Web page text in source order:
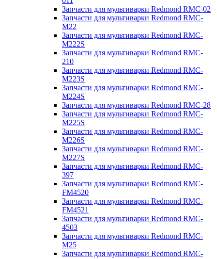
Запчасти для мультиварки Redmond RMC-02
Запчасти для мультиварки Redmond RMC-
M22
Запчасти для мультиварки Redmond RMC-
M222S
Запчасти для мультиварки Redmond RMC-
210
Запчасти для мультиварки Redmond RMC-
M223S
Запчасти для мультиварки Redmond RMC-
M224S
Запчасти для мультиварки Redmond RMC-28
Запчасти для мультиварки Redmond RMC-
M225S
Запчасти для мультиварки Redmond RMC-
M226S
Запчасти для мультиварки Redmond RMC-
M227S
Запчасти для мультиварки Redmond RMC-
397
Запчасти для мультиварки Redmond RMC-
FM4520
Запчасти для мультиварки Redmond RMC-
FM4521
Запчасти для мультиварки Redmond RMC-
4503
Запчасти для мультиварки Redmond RMC-
M25
Запчасти для мультиварки Redmond RMC-